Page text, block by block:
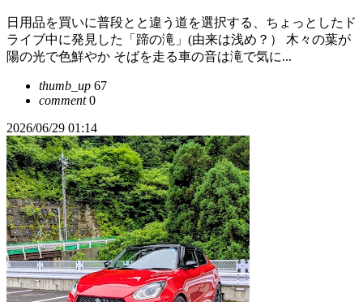
日用品を買いに普段とと違う道を選択する、ちょっとしたド
ライブ中に発見した「蹄の滝」(由来は浅め？） 木々の葉が
陽の光で色鮮やか そばを走る車の音は滝で気に...
thumb_up 67
comment0
2026/06/29 01:14